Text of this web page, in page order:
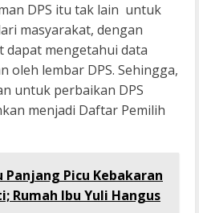
DPS itu tak lain untuk
masyarakat, dengan
dapat mengetahui data
oleh lembar DPS. Sehingga,
untuk perbaikan DPS
menjadi Daftar Pemilih
Panjang Picu Kebakaran
Rumah Ibu Yuli Hangus